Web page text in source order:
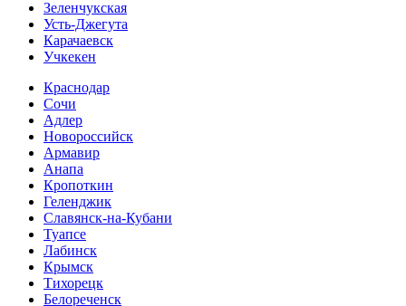
Зеленчукская
Усть-Джегута
Карачаевск
Учкекен
Краснодар
Сочи
Адлер
Новороссийск
Армавир
Анапа
Кропоткин
Геленджик
Славянск-на-Кубани
Туапсе
Лабинск
Крымск
Тихорецк
Белореченск